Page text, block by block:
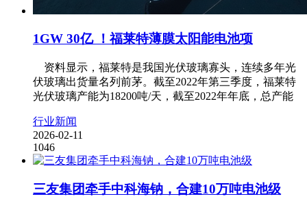
1GW 30亿 ！福莱特薄膜太阳能电池项
资料显示，福莱特是我国光伏玻璃寡头，连续多年光
伏玻璃出货量名列前茅。截至2022年第三季度，福莱特
光伏玻璃产能为18200吨/天，截至2022年年底，总产能
行业新闻
2026-02-11
1046
三友集团牵手中科海钠，合建10万吨电池级